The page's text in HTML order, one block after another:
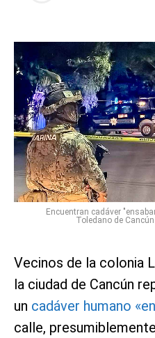
Encuentran cadáver
Toledano de
Vecinos de la colonia
la ciudad de Cancún
un cadáver humano
calle,